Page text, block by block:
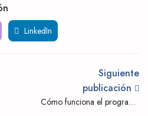
LinkedIn
Siguiente
publicación
Cómo funciona el programa